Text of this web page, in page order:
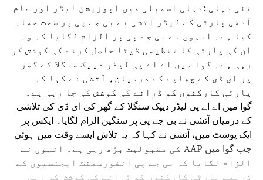
نئی دہلی :دہلی اسمبلی میں اپوزیشن لیڈر اور عام
آدمی پارٹی کے لیڈر آتشی نے بی جے پی پر سخت حملہ
کیا ہے۔ انہوں نے بی جے پی پر الزام لگایا کہ وہ
ان کی پارٹی کا تنظیمی ڈیٹا حاصل کرنے کی کوشش کر
رہی ہے۔ گوا میں اے اے پی لیڈر دیپک سنگلا کے گھر
پر ای ڈی کے چھاپے کے درمیان، آتشی نے کہا کہ
پارٹی کارکنوں کو ڈرانے کی کوشش کی جا رہی ہے۔
گوا میں اے اے پی لیڈر دیپک سنگلا کے گھر کی ای ڈی کی تلاشی
کے درمیان آتشی نے بی جے پی پر سنگین الزام لگایا۔ ایکس پر
ایک پوسٹ میں، آتشی نے کہا کہ یہ تلاش ایسے وقت میں ہوئی
جب گوا میں AAP کی مقبولیت بڑھ رہی ہے۔ انہوں نے
الزام لگایا کہ بی جے پی انفورسمنٹ ایجنسیوں کے
ذریعے پارٹی کارکنوں کو ڈرانے کی کوشش کر رہی